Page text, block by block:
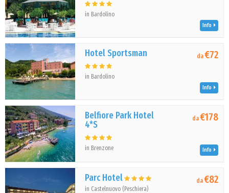
in Bardolino
Info
Hotel Sportsman
in Bardolino
da€72
Info
Belfiore Park Hotel
4*S
in Brenzone
da€178
Info
Parc Hotel
in Castelnuovo (Peschiera)
da€82